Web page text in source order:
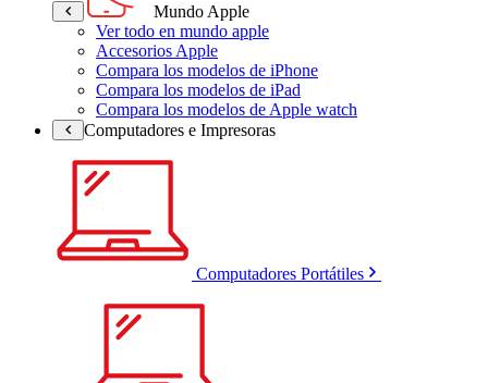
Mundo Apple
Ver todo en mundo apple
Accesorios Apple
Compara los modelos de iPhone
Compara los modelos de iPad
Compara los modelos de Apple watch
Computadores e Impresoras
Computadores Portátiles